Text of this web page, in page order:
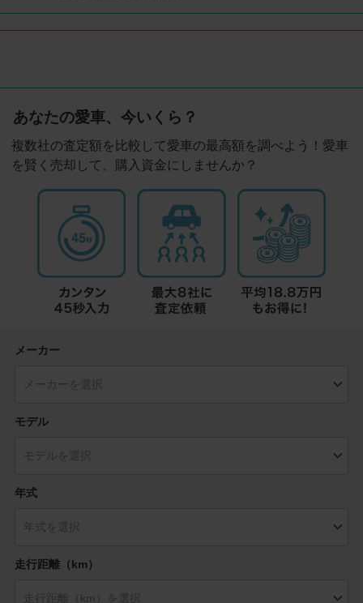
あなたの愛車、今いくら？
複数社の査定額を比較して愛車の最高額を調べよう！愛車
を賢く売却して、購入資金にしませんか？
メーカー
モデル
年式
走行距離（km）